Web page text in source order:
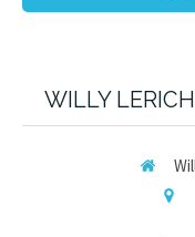
WILLY